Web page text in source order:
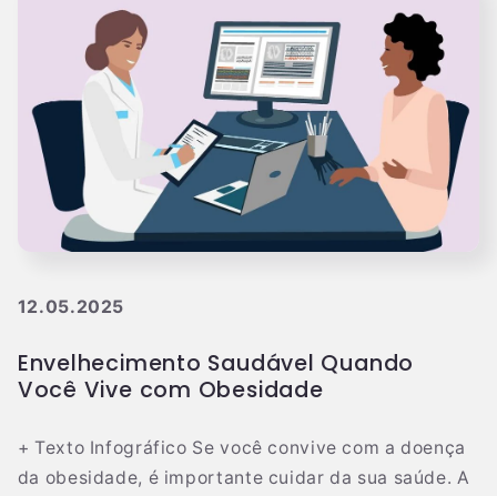
12.05.2025
Envelhecimento Saudável Quando
Você Vive com Obesidade
+ Texto Infográfico Se você convive com a doença
da obesidade, é importante cuidar da sua saúde. A